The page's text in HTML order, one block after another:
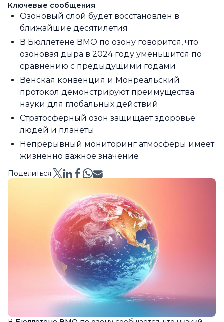
Ключевые сообщения
Озоновый слой будет восстановлен в
ближайшие десятилетия
В Бюллетене ВМО по озону говорится, что
озоновая дыра в 2024 году уменьшится по
сравнению с предыдущими годами
Венская конвенция и Монреальский
протокол демонстрируют преимущества
науки для глобальных действий
Стратосферный озон защищает здоровье
людей и планеты
Непрерывный мониторинг атмосферы имеет
жизненно важное значение
Поделиться: